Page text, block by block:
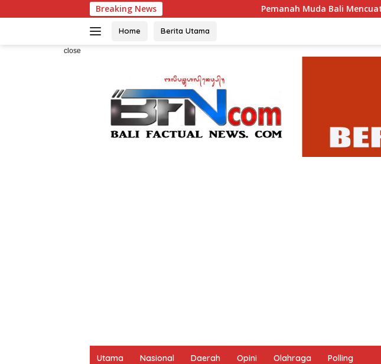
to
Breaking News Pemanah Muda Bali Mencuat di Level Nasional
Home Berita Utama
close
Utama Nasional Daerah Opini Olahraga Polling